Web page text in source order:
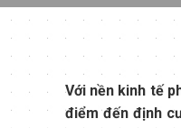
Với nền kinh tế
điểm đến định